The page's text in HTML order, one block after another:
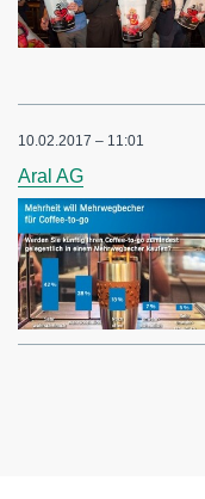
10.02.2017 – 11:01
Aral AG